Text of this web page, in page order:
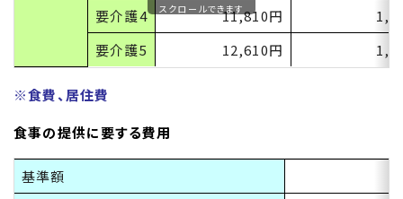
要介護4 11,810円
要介護5 12,610円
スクロールできます
※食費、居住費
食事の提供に要する費用
基準額